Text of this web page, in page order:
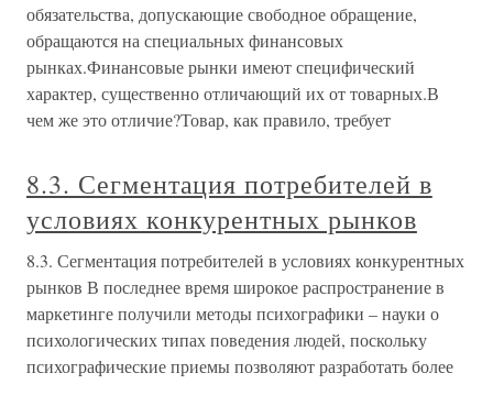
обязательства, допускающие свободное обращение,
обращаются на специальных финансовых
рынках.Финансовые рынки имеют специфический
характер, существенно отличающий их от товарных.В
чем же это отличие?Товар, как правило, требует
8.3. Сегментация потребителей в
условиях конкурентных рынков
8.3. Сегментация потребителей в условиях конкурентных
рынков В последнее время широкое распространение в
маркетинге получили методы психографики – науки о
психологических типах поведения людей, поскольку
психографические приемы позволяют разработать более